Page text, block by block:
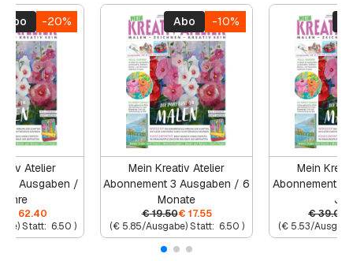
Abo -20%
Atelier
12 Ausgaben /
62.40
Statt: 6.50 )
Abo -10%
Mein Kreativ Atelier
Abonnement 3 Ausgaben / 6
Monate
€19.50€ 17.55
(€5.85/Ausgabe) Statt: 6.50 )
Mein
Abonnement 6
€39.00
(€5.53/